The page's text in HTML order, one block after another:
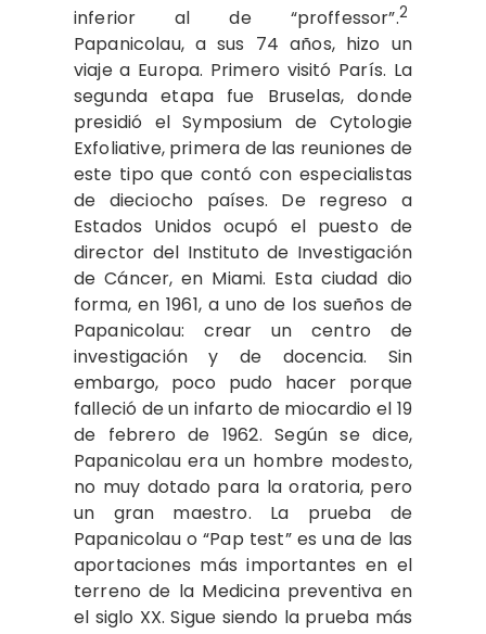
inferior al de “proffessor”.2
Papanicolau, a sus 74 años, hizo un
viaje a Europa. Primero visitó París. La
segunda etapa fue Bruselas, donde
presidió el Symposium de Cytologie
Exfoliative, primera de las reuniones de
este tipo que contó con especialistas
de dieciocho países. De regreso a
Estados Unidos ocupó el puesto de
director del Instituto de Investigación
de Cáncer, en Miami. Esta ciudad dio
forma, en 1961, a uno de los sueños de
Papanicolau: crear un centro de
investigación y de docencia. Sin
embargo, poco pudo hacer porque
falleció de un infarto de miocardio el 19
de febrero de 1962. Según se dice,
Papanicolau era un hombre modesto,
no muy dotado para la oratoria, pero
un gran maestro. La prueba de
Papanicolau o “Pap test” es una de las
aportaciones más importantes en el
terreno de la Medicina preventiva en
el siglo XX. Sigue siendo la prueba más